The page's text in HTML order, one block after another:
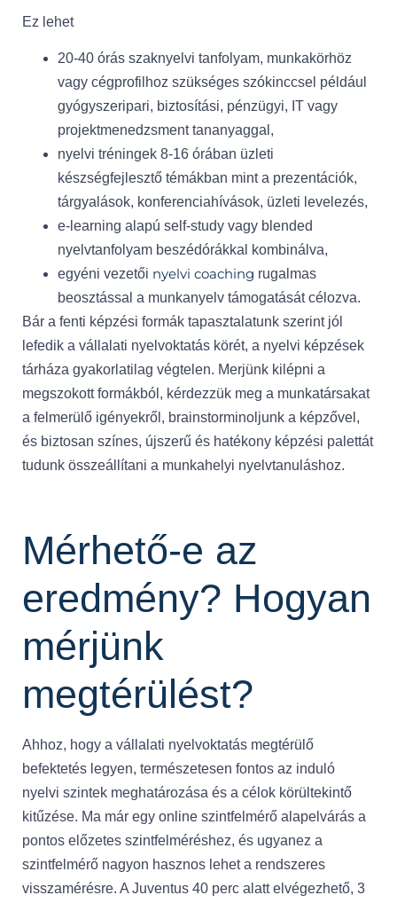
Ez lehet
20-40 órás szaknyelvi tanfolyam, munkakörhöz
vagy cégprofilhoz szükséges szókinccsel például
gyógyszeripari, biztosítási, pénzügyi, IT vagy
projektmenedzsment tananyaggal,
nyelvi tréningek 8-16 órában üzleti
készségfejlesztő témákban mint a prezentációk,
tárgyalások, konferenciahívások, üzleti levelezés,
e-learning alapú self-study vagy blended
nyelvtanfolyam beszédórákkal kombinálva,
egyéni vezetői nyelvi coaching rugalmas
beosztással a munkanyelv támogatását célozva.
Bár a fenti képzési formák tapasztalatunk szerint jól
lefedik a vállalati nyelvoktatás körét, a nyelvi képzések
tárháza gyakorlatilag végtelen. Merjünk kilépni a
megszokott formákból, kérdezzük meg a munkatársakat
a felmerülő igényekről, brainstorminoljunk a képzővel,
és biztosan színes, újszerű és hatékony képzési palettát
tudunk összeállítani a munkahelyi nyelvtanuláshoz.
Mérhető-e az
eredmény? Hogyan
mérjünk
megtérülést?
Ahhoz, hogy a vállalati nyelvoktatás megtérülő
befektetés legyen, természetesen fontos az induló
nyelvi szintek meghatározása és a célok körültekintő
kitűzése. Ma már egy online szintfelmérő alapelvárás a
pontos előzetes szintfelméréshez, és ugyanez a
szintfelmérő nagyon hasznos lehet a rendszeres
visszamérésre. A Juventus 40 perc alatt elvégezhető, 3